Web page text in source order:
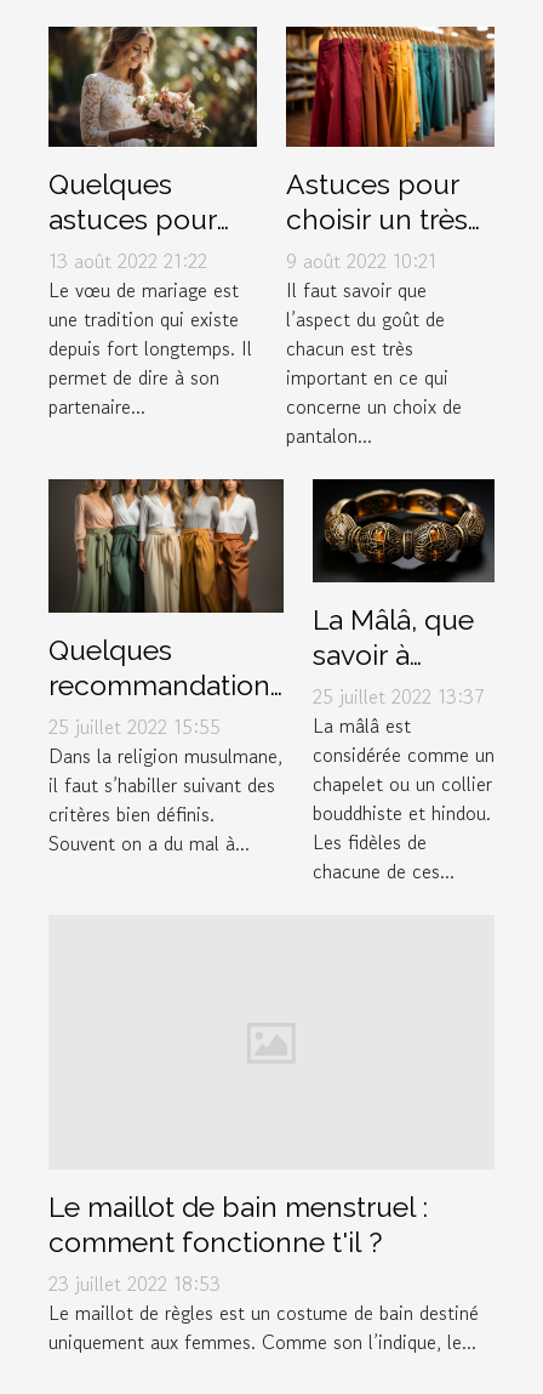
Quelques
astuces pour
rédiger
facilement ses
vœux de
mariage
13 août 2022 21:22
Le vœu de mariage est
une tradition qui existe
depuis fort longtemps. Il
permet de dire à son
partenaire...
Astuces pour
choisir un très
bon pantalon
musulman
9 août 2022 10:21
Il faut savoir que
l’aspect du goût de
chacun est très
important en ce qui
concerne un choix de
pantalon...
Quelques
recommandations
pour choisir un
bon pantalon
musulman
25 juillet 2022 15:55
Dans la religion musulmane,
il faut s’habiller suivant des
critères bien définis.
Souvent on a du mal à...
La Mâlâ, que
savoir à
propos de ce
bracelet
spécial ?
25 juillet 2022 13:37
La mâlâ est
considérée comme un
chapelet ou un collier
bouddhiste et hindou.
Les fidèles de
chacune de ces...
Le maillot de bain menstruel :
comment fonctionne t'il ?
23 juillet 2022 18:53
Le maillot de règles est un costume de bain destiné
uniquement aux femmes. Comme son l’indique, le...